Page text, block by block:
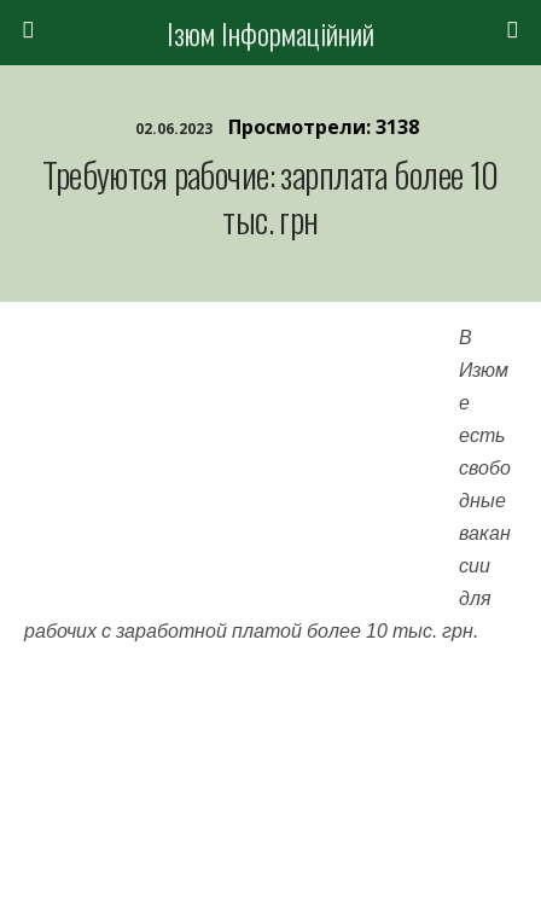
Ізюм Інформаційний
02.06.2023 Просмотрели: 3138
Требуются рабочие: зарплата более 10
тыс. грн
В
Изюм
е
есть
свобо
дные
вакан
сии
для
рабочих с заработной платой более 10 тыс. грн.